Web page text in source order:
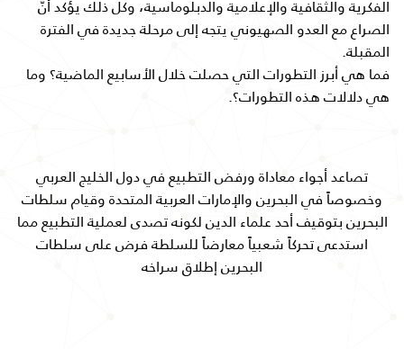
الفكرية والثقافية والإعلامية والدبلوماسية، وكل ذلك يؤكد أنّ
الصراع مع العدو الصهيوني يتجه إلى مرحلة جديدة في الفترة
المقبلة.
فما هي أبرز التطورات التي حصلت خلال الأسابيع الماضية؟ وما
هي دلالات هذه التطورات؟.
تصاعد أجواء معاداة ورفض التطبيع في دول الخليج العربي
وخصوصاً في البحرين والإمارات العربية المتحدة وقيام سلطات
البحرين بتوقيف أحد علماء الدين لكونه تصدى لعملية التطبيع مما
استدعى تحركاً شعبياً معارضاً للسلطة فرض على سلطات
البحرين إطلاق سراخه